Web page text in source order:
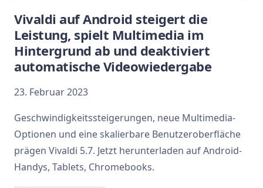
Vivaldi auf Android steigert die
Leistung, spielt Multimedia im
Hintergrund ab und deaktiviert
automatische Videowiedergabe
23. Februar 2023
Geschwindigkeitssteigerungen, neue Multimedia-
Optionen und eine skalierbare Benutzeroberfläche
prägen Vivaldi 5.7. Jetzt herunterladen auf Android-
Handys, Tablets, Chromebooks.